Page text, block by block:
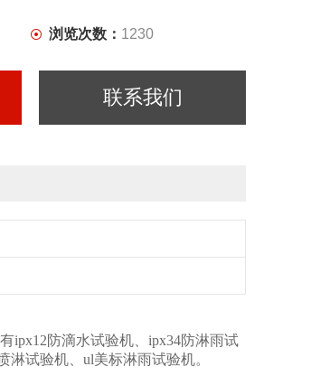
浏览次数： 1230
联系我们
ipx12防滴水试验机、ipx34防淋雨试
试验机、ul美标淋雨试验机。